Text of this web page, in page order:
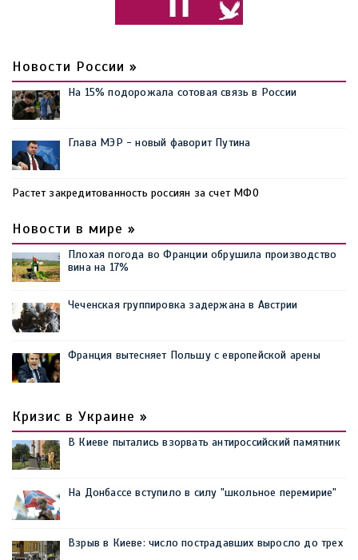
Новости России »
На 15% подорожала сотовая связь в России
Глава МЭР - новый фаворит Путина
Растет закредитованность россиян за счет МФО
Новости в мире »
Плохая погода во Франции обрушила производство
вина на 17%
Чеченская группировка задержана в Австрии
Франция вытесняет Польшу с европейской арены
Кризис в Украине »
В Киеве пытались взорвать антироссийский памятник
На Донбассе вступило в силу "школьное перемирие"
Взрыв в Киеве: число пострадавших выросло до трех